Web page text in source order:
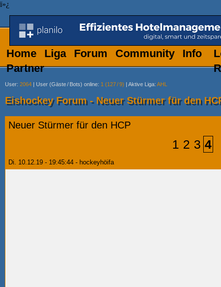
ï»¿
Home Liga Forum Community
Info
Partner
User: 2064 | User (Gäste/ Bots) online: 1 (127/9) | Aktive Liga: AHL
Eishockey Forum - Neuer Stürmer für den
Neuer Stürmer für den HCP
1 2 3 4
Di. 10.12.19 - 19:45:44 - hockeyhöifa